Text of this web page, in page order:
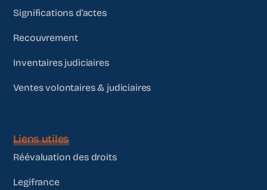
Significations d’actes
Recouvrement
Inventaires judiciaires
Ventes volontaires & judiciaires
Liens utiles
Réévaluation des droits
Legifrance